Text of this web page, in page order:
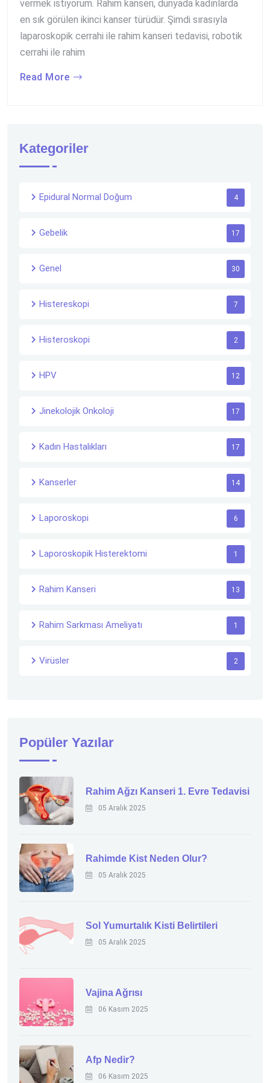
vermek istiyorum. Rahim kanseri, dünyada kadınlarda
en sık görülen ikinci kanser türüdür. Şimdi sırasıyla
laparoskopik cerrahi ile rahim kanseri tedavisi, robotik
cerrahi ile rahim
Read More
Kategoriler
Epidural Normal Doğum 4
Gebelik 17
Genel 30
Histereskopi 7
Histeroskopi 2
HPV 12
Jinekolojik Onkoloji 17
Kadın Hastalıkları 17
Kanserler 14
Laporoskopi 6
Laporoskopik Histerektomi 1
Rahim Kanseri 13
Rahim Sarkması Ameliyatı 1
Virüsler 2
Popüler Yazılar
Rahim Ağzı Kanseri 1. Evre Tedavisi
05 Aralık 2025
Rahimde Kist Neden Olur?
05 Aralık 2025
Sol Yumurtalık Kisti Belirtileri
05 Aralık 2025
Vajina Ağrısı
06 Kasım 2025
Afp Nedir?
06 Kasım 2025